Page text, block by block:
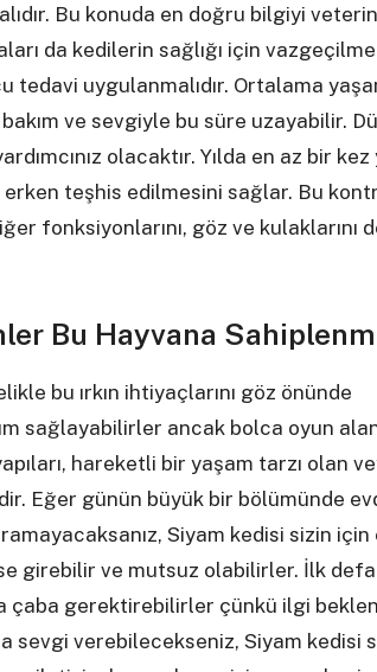
Bu konuda en doğru bilgiyi
da kedilerin sağlığı için
tedavi uygulanmalıdır. Ortalama
ve sevgiyle bu süre uzayabilir.
olacaktır. Yılda en az bir kez
erken teşhis edilmesini sağlar. Bu
fonksiyonlarını, göz ve kulaklarını
Bu Hayvana
bu ırkın ihtiyaçlarını göz önünde
sağlayabilirler ancak bolca oyun
hareketli bir yaşam tarzı olan
Eğer günün büyük bir bölümünde
Siyam kedisi sizin
girebilir ve mutsuz olabilirler. İlk
çaba gerektirebilirler çünkü ilgi
sevgi verebilecekseniz, Siyam kedisi